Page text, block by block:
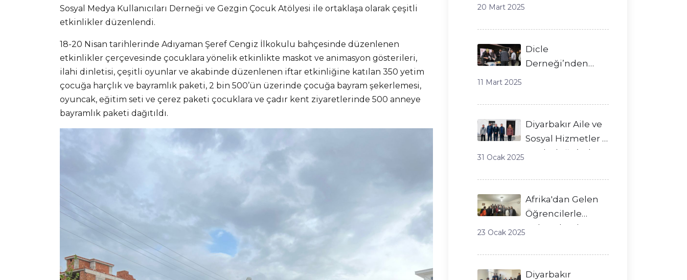
Sosyal Medya Kullanıcıları Derneği ve Gezgin Çocuk Atölyesi ile ortaklaşa olarak çeşitli
etkinlikler düzenlendi.
18-20 Nisan tarihlerinde Adıyaman Şeref Cengiz İlkokulu bahçesinde düzenlenen
etkinlikler çerçevesinde çocuklara yönelik etkinlikte maskot ve animasyon gösterileri,
ilahi dinletisi, çeşitli oyunlar ve akabinde düzenlenen iftar etkinliğine katılan 350 yetim
çocuğa harçlık ve bayramlık paketi, 2 bin 500’ün üzerinde çocuğa bayram şekerlemesi,
oyuncak, eğitim seti ve çerez paketi çocuklara ve çadır kent ziyaretlerinde 500 anneye
bayramlık paketi dağıtıldı.
Gerçekleşti
20 Mart 2025
Dicle
Derneği’nden
Hastanesi’nde
İkram
11 Mart 2025
Diyarbakır Aile ve
Sosyal Hizmetler İl
Müdürlüğü’nden
Nezaket Ziyareti
31 Ocak 2025
Afrika'dan Gelen
Öğrencilerle
Kültürel Buluşma
23 Ocak 2025
Diyarbakır